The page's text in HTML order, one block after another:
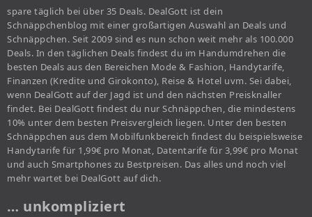
spare täglich bei über 35 Deals. DealGott ist dein
Schnäppchenblog mit einer großartigen Auswahl an Deals und
Schnäppchen. Seit 2009 sind es nun schon weit mehr als 100.000
Deals. In den täglichen Deals findest du im Handumdrehen die
besten Deals aus den Bereichen Mode & Fashion, Handytarife,
Finanzen (Kredite und Girokonto), Reise & Hotel uvm. Sei dabei,
wenn DealGott auf der Jagd ist und den nächsten Preisknaller
findet. Bei DealGott findest du nur Schnäppchen, die mindestens
10% unter dem besten Preisvergleich liegen. Unter den besten
Schnäppchen aus dem Mobilfunkbereich findest du beispielsweise
Handytarife für 1,99€ pro Monat, Datentarife für 3,99€ pro Monat
und auch Smartphones zu Bestpreisen. Das alles und noch viel
mehr wartet bei DealGott auf dich.
… unkompliziert